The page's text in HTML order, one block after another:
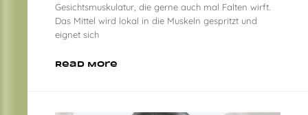
Gesichtsmuskulatur, die gerne auch mal Falten wirft.
Das Mittel wird lokal in die Muskeln gespritzt und
eignet sich
Read More